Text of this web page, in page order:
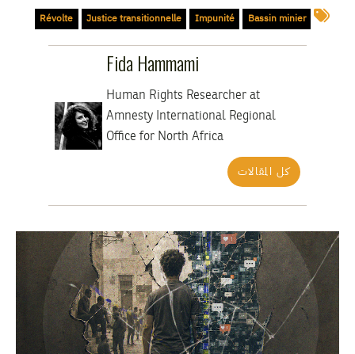
Bassin minier
Impunité
Justice transitionnelle
Révolte
Fida Hammami
Human Rights Researcher at
Amnesty International Regional
Office for North Africa
كل المقالات